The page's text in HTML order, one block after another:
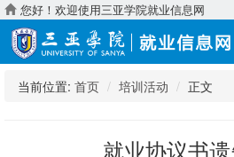
您好！欢迎使用三亚学院就业信息网
当前位置: 首页 培训活动 正文
就业协议书